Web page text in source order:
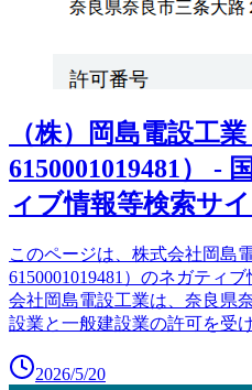
（株）岡島電設工
6150001019481）
ィブ情報等検索サ
このページは、株式会社岡島
6150001019481）のネガティ
会社岡島電設工業は、奈良県
設業と一般建設業の許可を受
2026/5/20